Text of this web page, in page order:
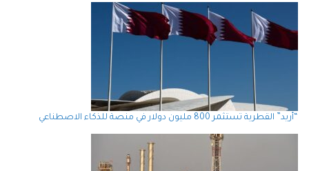
“أريد” القطرية تستثمر 800 مليون دولار في منصة للذكاء الاصطناعي